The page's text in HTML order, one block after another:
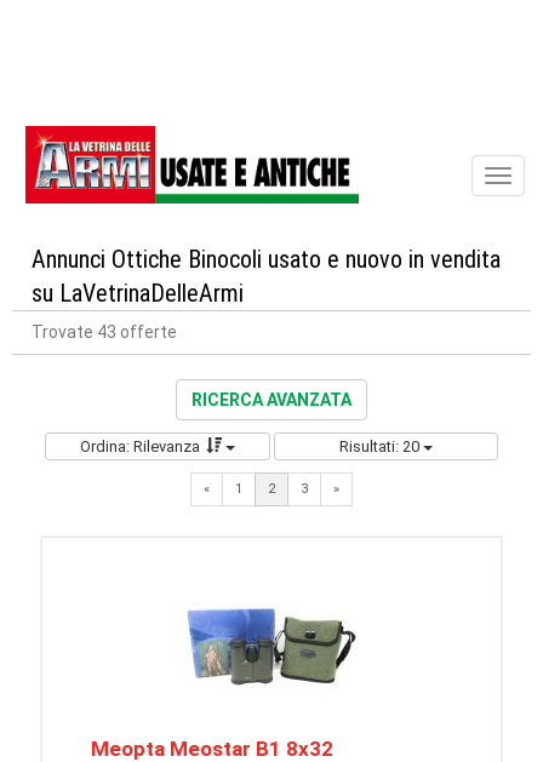
Annunci Ottiche Binocoli usato e nuovo in vendita
su LaVetrinaDelleArmi
Trovate 43 offerte
RICERCA AVANZATA
Ordina: Rilevanza Risultati: 20
«Previous
1 2 3 »Next
Meopta Meostar B1 8x32